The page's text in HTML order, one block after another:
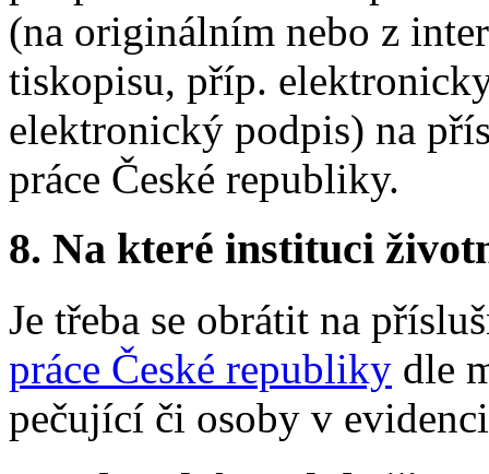
(na originálním nebo z
tiskopisu, příp.
elektronický podpis) na
práce České republiky.
8. Na které instituci
Je třeba se obrátit na
práce České republiky dle
pečující či osoby v